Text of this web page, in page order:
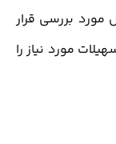
مورد بررسی قرار
مورد نیاز را